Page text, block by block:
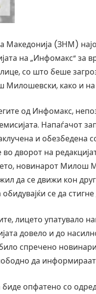
Македонија (ЗНМ)
на „Инфомакс“ за
со што беше
како и на
од Инфомакс,
Напаѓачот
и
дворот на
новинарот Милош
да се движи кон
се да стигне
лицето упатувало
довело и до
спречено
да
опфатено со